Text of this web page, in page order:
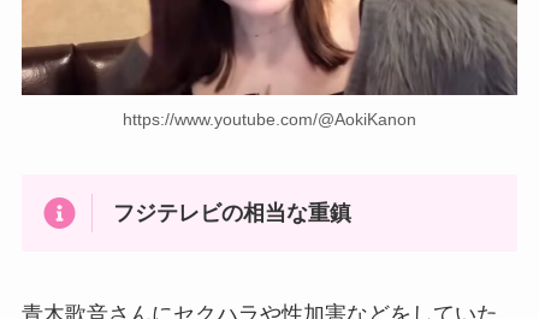
https://www.youtube.com/@AokiKanon
フジテレビの相当な重鎮
青木歌音さんにセクハラや性加害などをしていた